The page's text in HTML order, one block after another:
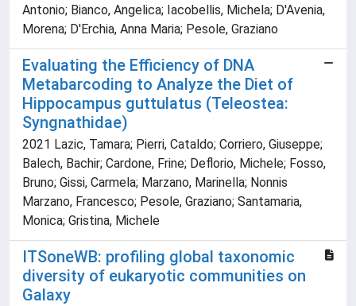
Antonio; Bianco, Angelica; Iacobellis, Michela; D'Avenia,
Morena; D'Erchia, Anna Maria; Pesole, Graziano
Evaluating the Efficiency of DNA
Metabarcoding to Analyze the Diet of
Hippocampus guttulatus (Teleostea:
Syngnathidae)
2021 Lazic, Tamara; Pierri, Cataldo; Corriero, Giuseppe;
Balech, Bachir; Cardone, Frine; Deflorio, Michele; Fosso,
Bruno; Gissi, Carmela; Marzano, Marinella; Nonnis
Marzano, Francesco; Pesole, Graziano; Santamaria,
Monica; Gristina, Michele
ITSoneWB: profiling global taxonomic
diversity of eukaryotic communities on
Galaxy